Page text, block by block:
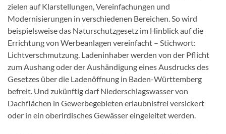
zielen auf Klarstellungen, Vereinfachungen und
Modernisierungen in verschiedenen Bereichen. So wird
beispielsweise das Naturschutzgesetz im Hinblick auf die
Errichtung von Werbeanlagen vereinfacht – Stichwort:
Lichtverschmutzung. Ladeninhaber werden von der Pflicht
zum Aushang oder der Aushändigung eines Ausdrucks des
Gesetzes über die Ladenöffnung in Baden-Württemberg
befreit. Und zukünftig darf Niederschlagswasser von
Dachflächen in Gewerbegebieten erlaubnisfrei versickert
oder in ein oberirdisches Gewässer eingeleitet werden.